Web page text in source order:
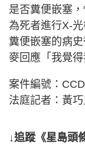
是否糞便嵌塞
為死者進行X-
糞便嵌塞的病
麥回應「我覺
案件編號：
法庭記者：黃巧
↓追蹤《星島頭